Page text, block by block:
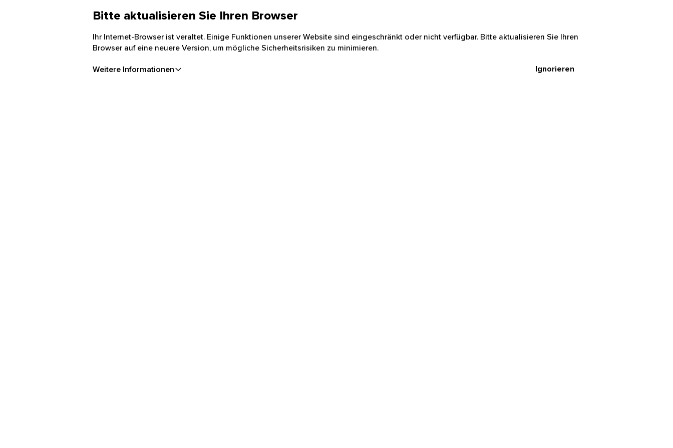
Bitte aktualisieren Sie Ihren Browser
Ihr Internet-Browser ist veraltet. Einige Funktionen unserer Website sind eingeschränkt oder nicht verfügbar. Bitte aktualisieren Sie Ihren
Browser auf eine neuere Version, um mögliche Sicherheitsrisiken zu minimieren.
Weitere Informationen Ignorieren